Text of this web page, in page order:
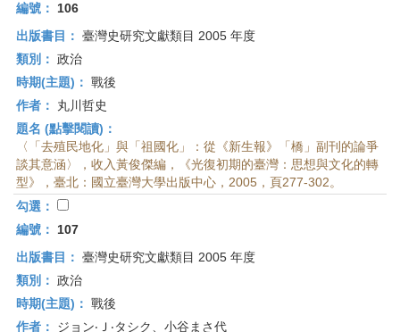
編號：
106
出版書目： 臺灣史研究文獻類目 2005 年度
類別： 政治
時期(主題)： 戰後
作者：
丸川哲史
題名 (點擊閱讀)：
〈「去殖民地化」與「祖國化」：從《新生報》「橋」副刊的論爭
談其意涵〉，收入黃俊傑編，《光復初期的臺灣：思想與文化的轉
型》，臺北：國立臺灣大學出版中心，2005，頁277-302。
勾選：
編號：
107
出版書目： 臺灣史研究文獻類目 2005 年度
類別： 政治
時期(主題)： 戰後
作者：
ジョン‧Ｊ‧タシク、小谷まさ代